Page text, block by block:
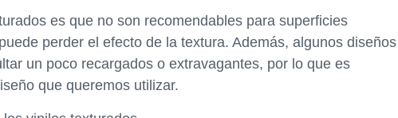
es que no son recomendables para superficies
perder el efecto de la textura. Además, algunos diseños
un poco recargados o extravagantes, por lo que es
que queremos utilizar.